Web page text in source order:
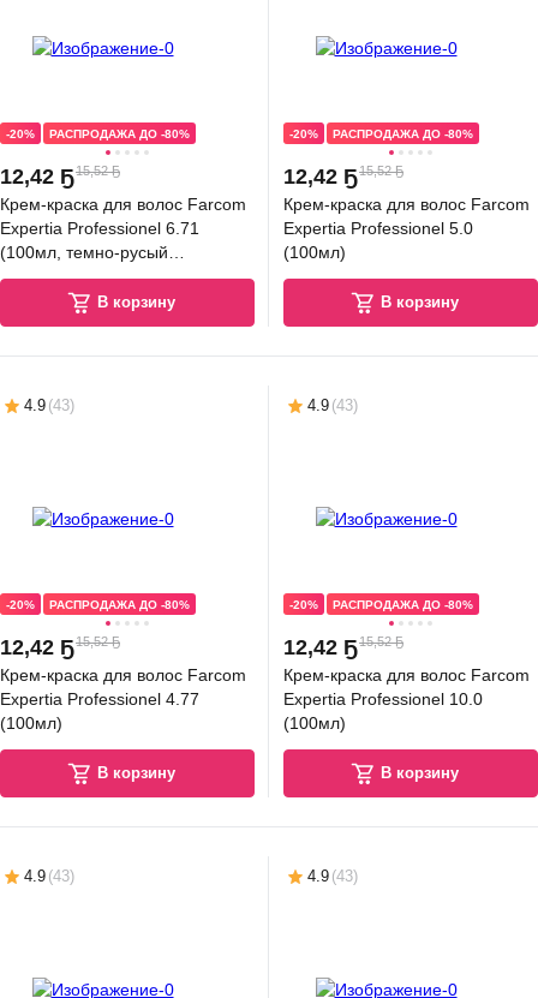
-20% РАСПРОДАЖА ДО -80%
12,42 Ҕ15,52 Ҕ
Крем-краска для волос Farcom
Expertia Professionel 6.71
(100мл, темно-русый
коричнево-пепельный)
В корзину
-20% РАСПРОДАЖА ДО -80%
12,42 Ҕ15,52 Ҕ
Крем-краска для волос Farcom
Expertia Professionel 5.0
(100мл)
В корзину
4.9 (43)
-20% РАСПРОДАЖА ДО -80%
12,42 Ҕ15,52 Ҕ
Крем-краска для волос Farcom
Expertia Professionel 4.77
(100мл)
В корзину
4.9 (43)
-20% РАСПРОДАЖА ДО -80%
12,42 Ҕ15,52 Ҕ
Крем-краска для волос Farcom
Expertia Professionel 10.0
(100мл)
В корзину
4.9 (43) 4.9 (43)